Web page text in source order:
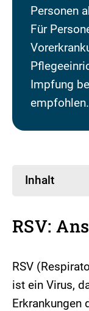
Personen
Für
Impfung
empfohlen.
Inhalt
RSV:
RSV
ist ein Virus,
Erkrankungen